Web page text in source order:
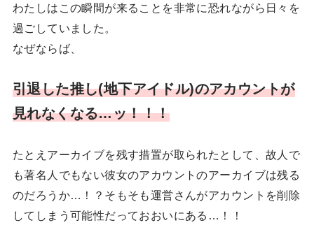
わたしはこの瞬間が来ることを非常に恐れながら日々を
過ごしていました。
なぜならば、
引退した推し(地下アイドル)のアカウントが
見れなくなる…ッ！！！
たとえアーカイブを残す措置が取られたとして、故人で
も著名人でもない彼女のアカウントのアーカイブは残る
のだろうか…！？そもそも運営さんがアカウントを削除
してしまう可能性だっておおいにある…！！